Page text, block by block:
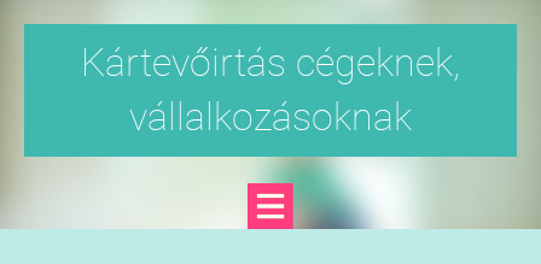
Kártevőirtás cégeknek,
vállalkozásoknak